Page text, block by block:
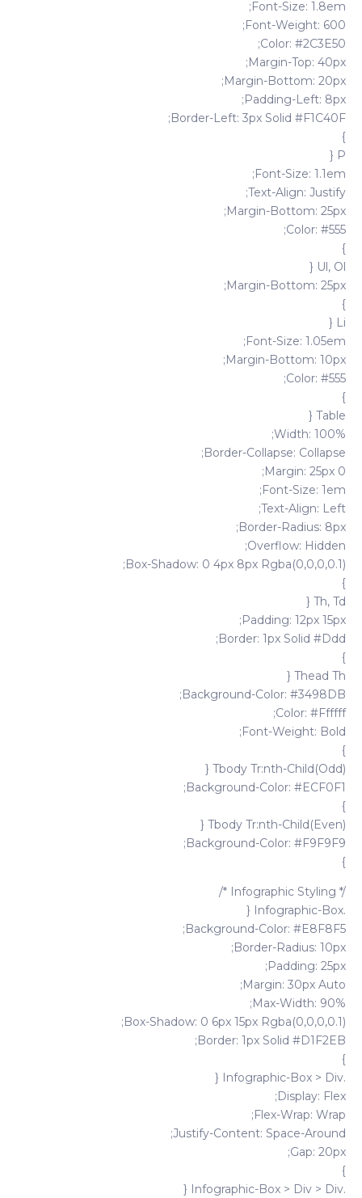
Font-Size: 1.8em;
Font-Weight: 600;
Color: #2C3E50;
Margin-Top: 40px;
Margin-Bottom: 20px;
Padding-Left: 8px;
Border-Left: 3px Solid #F1C40F;
}
P {
Font-Size: 1.1em;
Text-Align: Justify;
Margin-Bottom: 25px;
Color: #555;
}
Ul, Ol {
Margin-Bottom: 25px;
}
Li {
Font-Size: 1.05em;
Margin-Bottom: 10px;
Color: #555;
}
Table {
Width: 100%;
Border-Collapse: Collapse;
Margin: 25px 0;
Font-Size: 1em;
Text-Align: Left;
Border-Radius: 8px;
Overflow: Hidden;
Box-Shadow: 0 4px 8px Rgba(0,0,0,0.1);
}
Th, Td {
Padding: 12px 15px;
Border: 1px Solid #ddd;
}
Thead Th {
Background-Color: #3498DB;
Color: #ffffff;
Font-Weight: Bold;
}
Tbody Tr:nth-Child(odd) {
Background-Color: #ECF0F1;
}
Tbody Tr:nth-Child(even) {
Background-Color: #F9F9F9;
}
/* Infographic Styling */
.infographic-Box {
Background-Color: #E8F8F5;
Border-Radius: 10px;
Padding: 25px;
Margin: 30px Auto;
Max-Width: 90%;
Box-Shadow: 0 6px 15px Rgba(0,0,0,0.1);
Border: 1px Solid #D1F2EB;
}
.infographic-Box > Div {
Display: Flex;
Flex-Wrap: Wrap;
Justify-Content: Space-Around;
Gap: 20px;
}
.infographic-Box > Div > Div {